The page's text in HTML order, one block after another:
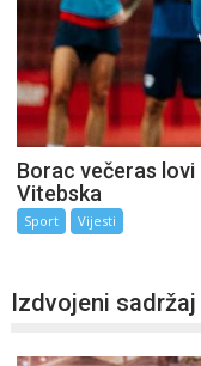
Borac večeras
Vitebska
Sport Vijesti
Izdvojeni sadržaj